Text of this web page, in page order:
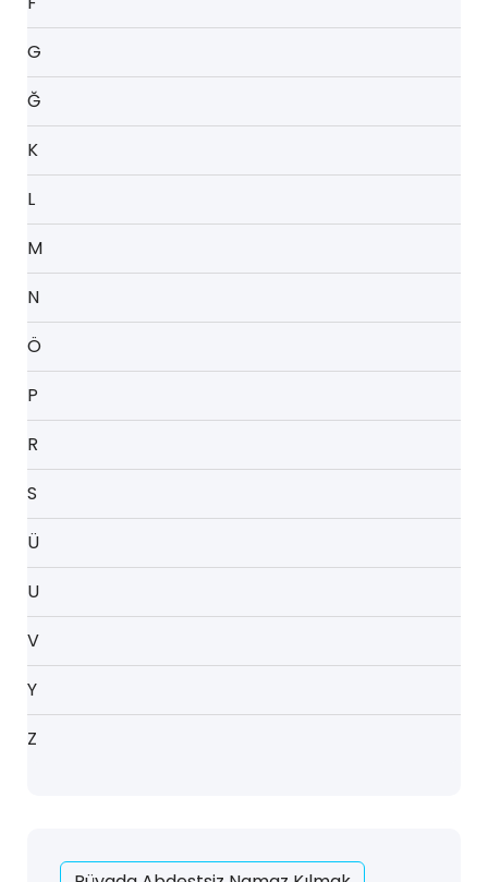
G
Ğ
K
L
M
N
Ö
P
R
S
Ü
U
V
Y
Z